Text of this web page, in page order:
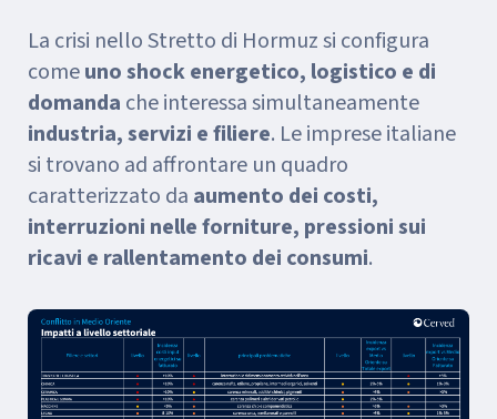
La crisi nello Stretto di Hormuz si configura
comeuno shock energetico, logistico e di
domanda che interessa simultaneamente
industria, servizi e filiere. Le imprese italiane
si trovano ad affrontare un quadro
caratterizzato da aumento dei costi,
interruzioni nelle forniture, pressioni sui
ricavi e rallentamento dei consumi.